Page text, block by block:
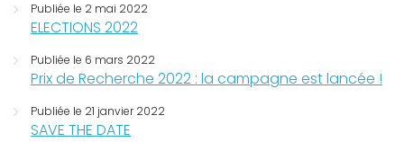
Publiée le 2 mai 2022
ELECTIONS 2022
Publiée le 6 mars 2022
Prix de Recherche 2022 : la campagne est lancée !
Publiée le 21 janvier 2022
SAVE THE DATE